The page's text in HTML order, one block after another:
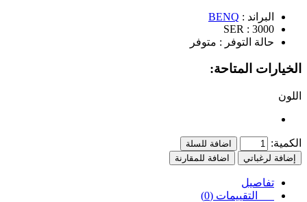
البراند : BENQ
SER : 3000
حالة التوفر : متوفر
الخيارات المتاحة:
اللون
الكمية:
اضافة للسلة
إضافة لرغباتي
اضافة للمقارنة
تفاصيل
التقييمات (0)